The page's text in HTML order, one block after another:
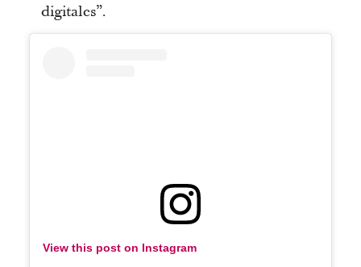
digitales”.
View this post on Instagram